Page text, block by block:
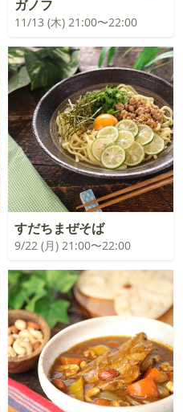
ガノフ
11/13 (木) 21:00〜22:00
すだちまぜそば
9/22 (月) 21:00〜22:00